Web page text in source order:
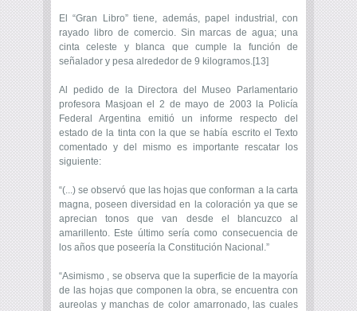
El “Gran Libro” tiene, además, papel industrial, con
rayado libro de comercio. Sin marcas de agua; una
cinta celeste y blanca que cumple la función de
señalador y pesa alrededor de 9 kilogramos.[13]
Al pedido de la Directora del Museo Parlamentario
profesora Masjoan el 2 de mayo de 2003 la Policía
Federal Argentina emitió un informe respecto del
estado de la tinta con la que se había escrito el Texto
comentado y del mismo es importante rescatar los
siguiente:
“(...) se observó que las hojas que conforman a la carta
magna, poseen diversidad en la coloración ya que se
aprecian tonos que van desde el blancuzco al
amarillento. Este último sería como consecuencia de
los años que poseería la Constitución Nacional.”
“Asimismo , se observa que la superficie de la mayoría
de las hojas que componen la obra, se encuentra con
aureolas y manchas de color amarronado, las cuales